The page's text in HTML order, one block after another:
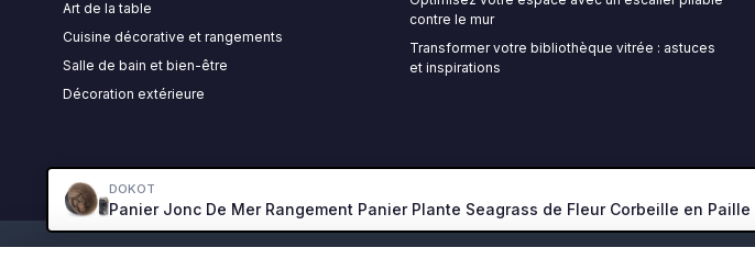
DOKOT
Art de la table
Cuisine décorative et rangements
Salle de bain et bien-être
Décoration extérieure
contre le mur
Transformer votre bibliothèque vitrée : astuces
et inspirations